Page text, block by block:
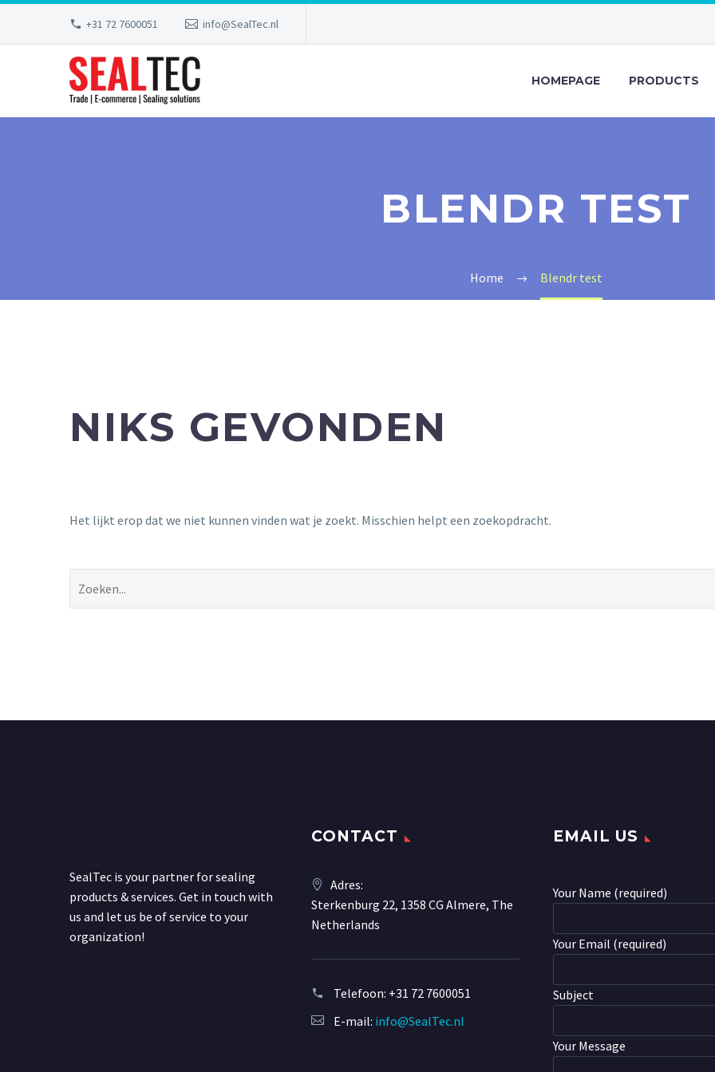
+31 72 7600051 info@SealTec.nl
HOMEPAGE PRODUCTS
BLENDR TEST
Home Blendr test
NIKS GEVONDEN
Het lijkt erop dat we niet kunnen vinden wat je zoekt. Misschien helpt een zoekopdracht.
SealTec is your partner for sealing
products & services. Get in touch with
us and let us be of service to your
organization!
CONTACT
Adres:
Sterkenburg 22, 1358 CG Almere, The
Netherlands
Telefoon: +31 72 7600051
E-mail: info@SealTec.nl
EMAIL US
Your Name (required)
Your Email (required)
Subject
Your Message